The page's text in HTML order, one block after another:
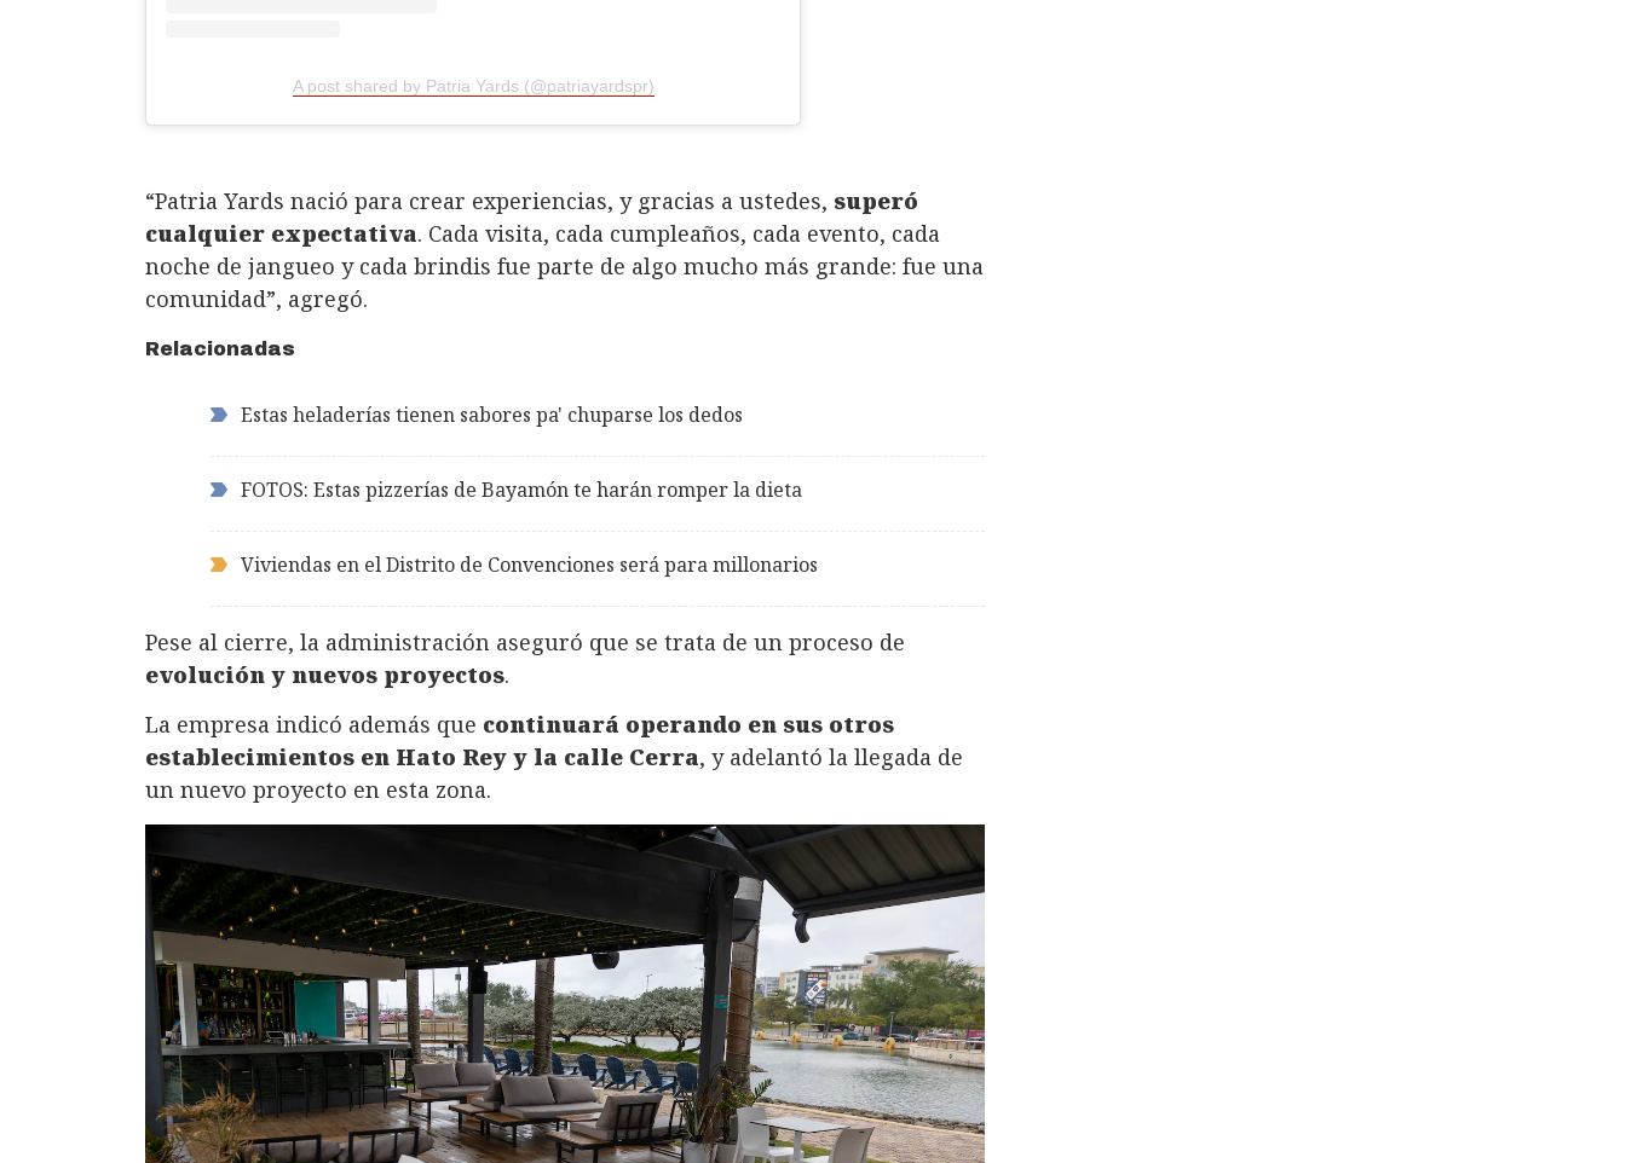
A post shared by Patria Yards (@patriayardspr)
“Patria Yards nació para crear experiencias, y gracias a ustedes, superó
cualquier expectativa. Cada visita, cada cumpleaños, cada evento, cada
noche de jangueo y cada brindis fue parte de algo mucho más grande: fue una
comunidad”, agregó.
Relacionadas
Estas heladerías tienen sabores pa' chuparse los dedos
FOTOS: Estas pizzerías de Bayamón te harán romper la dieta
Viviendas en el Distrito de Convenciones será para millonarios
Pese al cierre, la administración aseguró que se trata de un proceso de
evolución y nuevos proyectos.
La empresa indicó además que continuará operando en sus otros
establecimientos en Hato Rey y la calle Cerra, y adelantó la llegada de
un nuevo proyecto en esta zona.